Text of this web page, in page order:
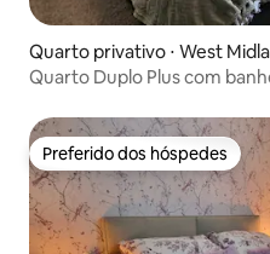
Quarto privativo ⋅ West
Quarto Duplo Plus com
Preferido dos hóspedes
Preferido dos hóspedes